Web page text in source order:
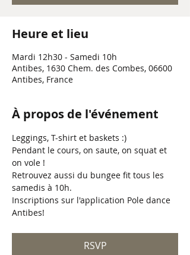
Heure et lieu
Mardi 12h30 - Samedi 10h
Antibes, 1630 Chem. des Combes, 06600
Antibes, France
À propos de l'événement
Leggings, T-shirt et baskets :)
Pendant le cours, on saute, on squat et
on vole !
Retrouvez aussi du bungee fit tous les
samedis à 10h.
Inscriptions sur l'application Pole dance
Antibes!
RSVP